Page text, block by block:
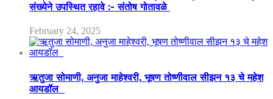
संख्येने उपस्थित रहावे :- संतोष गोतावळे
February 24, 2025
ऋतुजा सोमाणी, अनुजा माहेश्वरी, भूषण तोष्णीवाल सीझन १३ चे महेश
आयडॉल